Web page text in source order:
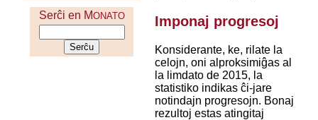
Serĉi en MONATO Imponaj progresoj
Konsiderante, ke, rilate la
celojn, oni alproksimiĝas al
la limdato de 2015, la
statistiko indikas ĉi-jare
notindajn progresojn. Bonaj
rezultoj estas atingitaj